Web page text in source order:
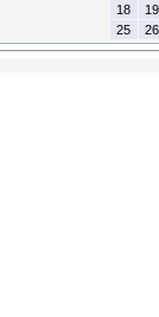
18
19
25
26